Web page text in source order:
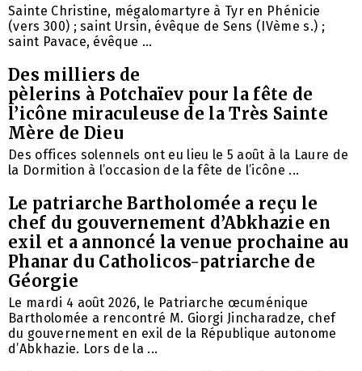
Sainte Christine, mégalomartyre à Tyr en Phénicie
(vers 300) ; saint Ursin, évêque de Sens (IVème s.) ;
saint Pavace, évêque ...
Des milliers de
pèlerins à Potchaïev pour la fête de
l’icône miraculeuse de la Très Sainte
Mère de Dieu
Des offices solennels ont eu lieu le 5 août à la Laure de
la Dormition à l’occasion de la fête de l’icône ...
Le patriarche Bartholomée a reçu le
chef du gouvernement d’Abkhazie en
exil et a annoncé la venue prochaine au
Phanar du Catholicos-patriarche de
Géorgie
Le mardi 4 août 2026, le Patriarche œcuménique
Bartholomée a rencontré M. Giorgi Jincharadze, chef
du gouvernement en exil de la République autonome
d’Abkhazie. Lors de la ...